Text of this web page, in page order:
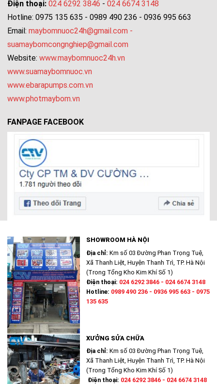
Điện thoại: 024 6292 3846 - 024 6674 3148
Hotline: 0975 135 635 - 0989 490 236 - 0936 995 663
Email: maybomnuoc24h@gmail.com -
suamaybomcongnghiep@gmail.com
Website: www.maybomnuoc24h.vn
www.suamaybomnuoc.vn
www.ebarapumps.com.vn
www.photmaybom.vn
FANPAGE FACEBOOK
SHOWROOM HÀ NỘI
Địa chỉ: Km số 03 Đường Phan Trọng Tuệ,
Xã Thanh Liệt, Huyện Thanh Trì, TP. Hà Nội
(Trong Tổng Kho Kim Khí Số 1)
Điện thoại: 024 6292 3846 - 024 6674 3148
Hotline: 0989 490 236 - 0936 995 663 - 0975
135 635
XƯỞNG SỬA CHỮA
Địa chỉ: Km số 03 Đường Phan Trọng Tuệ,
Xã Thanh Liệt, Huyện Thanh Trì, TP. Hà Nội
(Trong Tổng Kho Kim Khí Số 1)
Điện thoại: 024 6292 3846 - 024 6674 3148